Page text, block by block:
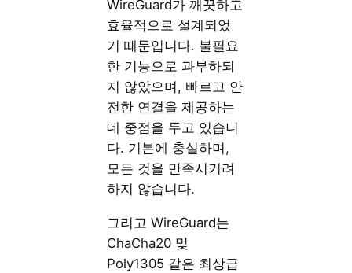
WireGuard가 깨끗하고
효율적으로 설계되었
기 때문입니다. 불필요
한 기능으로 과부하되
지 않았으며, 빠르고 안
전한 연결을 제공하는
데 중점을 두고 있습니
다. 기본에 충실하며,
모든 것을 만족시키려
하지 않습니다.
그리고 WireGuard는
ChaCha20 및
Poly1305 같은 최상급